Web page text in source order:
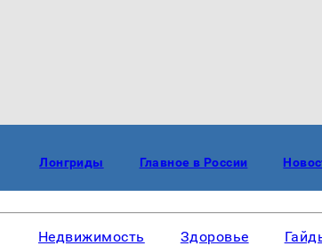
Лонгриды Главное в России
Недвижимость Здоровье